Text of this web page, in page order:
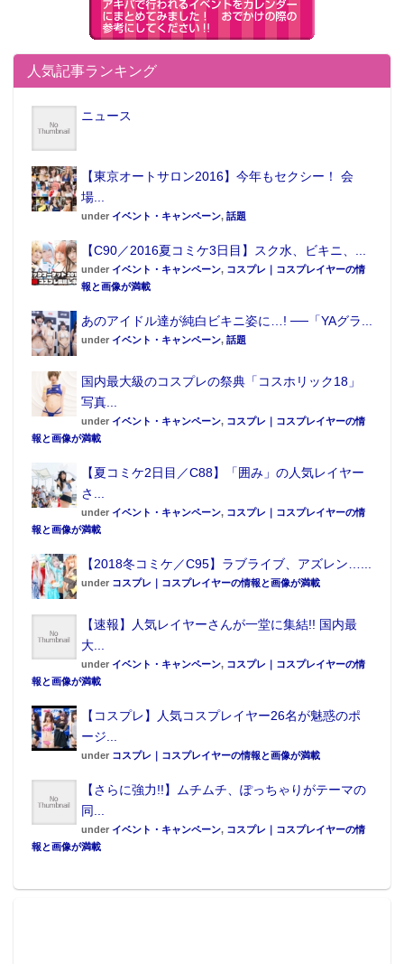
人気記事ランキング
ニュース
【東京オートサロン2016】今年もセクシー！ 会
場...
under イベント・キャンペーン, 話題
【C90／2016夏コミケ3日目】スク水、ビキニ、...
under イベント・キャンペーン, コスプレ｜コスプレイヤーの情
報と画像が満載
あのアイドル達が純白ビキニ姿に…! ──「YAグラ...
under イベント・キャンペーン, 話題
国内最大級のコスプレの祭典「コスホリック18」
写真...
under イベント・キャンペーン, コスプレ｜コスプレイヤーの情
報と画像が満載
【夏コミケ2日目／C88】「囲み」の人気レイヤー
さ...
under イベント・キャンペーン, コスプレ｜コスプレイヤーの情
報と画像が満載
【2018冬コミケ／C95】ラブライブ、アズレン…...
under コスプレ｜コスプレイヤーの情報と画像が満載
【速報】人気レイヤーさんが一堂に集結!! 国内最
大...
under イベント・キャンペーン, コスプレ｜コスプレイヤーの情
報と画像が満載
【コスプレ】人気コスプレイヤー26名が魅惑のポ
ージ...
under コスプレ｜コスプレイヤーの情報と画像が満載
【さらに強力!!】ムチムチ、ぽっちゃりがテーマの
同...
under イベント・キャンペーン, コスプレ｜コスプレイヤーの情
報と画像が満載